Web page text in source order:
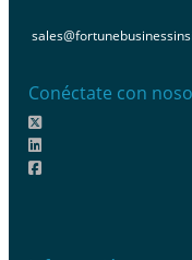
Conéctate con